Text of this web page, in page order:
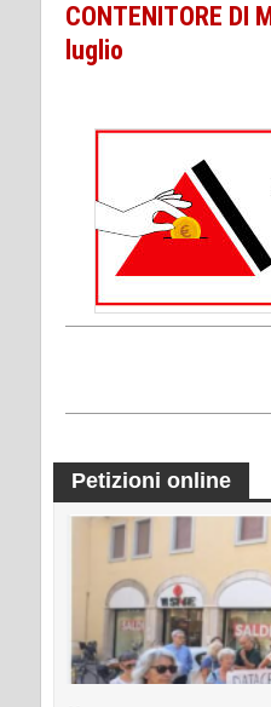
CONTENITORE DI
luglio
Petizioni online